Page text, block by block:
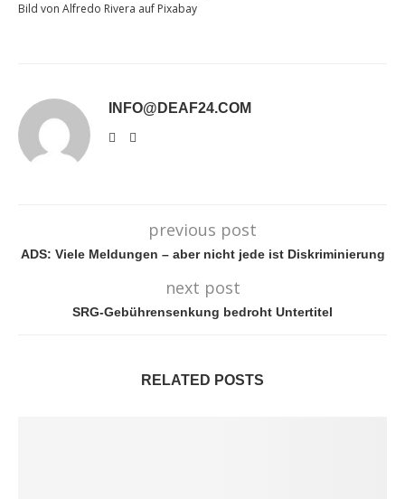
Bild von Alfredo Rivera auf Pixabay
INFO@DEAF24.COM
previous post
ADS: Viele Meldungen – aber nicht jede ist Diskriminierung
next post
SRG-Gebührensenkung bedroht Untertitel
RELATED POSTS